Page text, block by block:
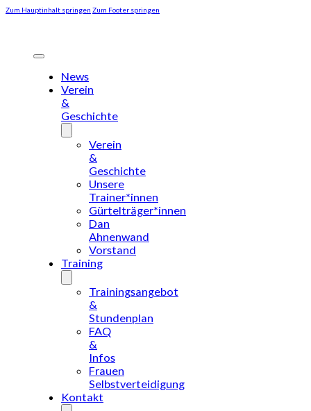
Zum Hauptinhalt springen Zum Footer springen
News
Verein
&
Geschichte
Verein
&
Geschichte
Unsere
Trainer*innen
Gürtelträger*innen
Dan
Ahnenwand
Vorstand
Training
Trainingsangebot
&
Stundenplan
FAQ
&
Infos
Frauen
Selbstverteidigung
Kontakt